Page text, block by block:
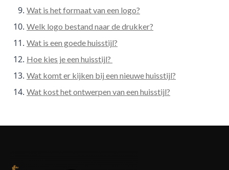
Wat is het formaat van een logo?
Welk logo bestand naar de drukker?
Wat is een goede huisstijl?
Hoe kies je een huisstijl?
Wat komt er kijken bij een nieuwe huisstijl?
Wat kost het ontwerpen van een huisstijl?